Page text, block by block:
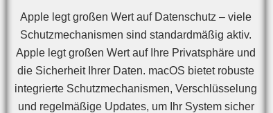
Apple legt großen Wert auf Datenschutz – viele
Schutzmechanismen sind standardmäßig aktiv.
Apple legt großen Wert auf Ihre Privatsphäre und
die Sicherheit Ihrer Daten. macOS bietet robuste
integrierte Schutzmechanismen, Verschlüsselung
und regelmäßige Updates, um Ihr System sicher